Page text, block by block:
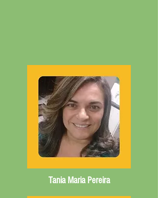
Tania Maria Pereira